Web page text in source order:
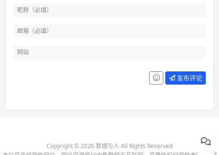
发布评论
Copyright © 2026 数据与人 All Rights Reserved